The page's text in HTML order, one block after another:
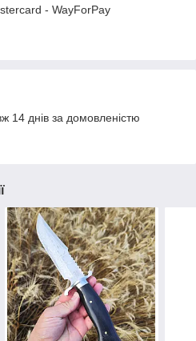
- WayForPay
14 днів за домовленістю